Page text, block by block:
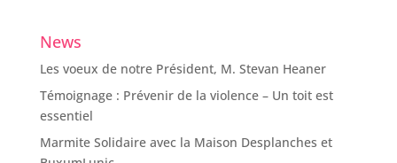
News
Les voeux de notre Président, M. Stevan Heaner
Témoignage : Prévenir de la violence – Un toit est
essentiel
Marmite Solidaire avec la Maison Desplanches et